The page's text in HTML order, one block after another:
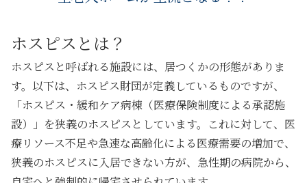
ホスピスとは？
ホスピスと呼ばれる施設には、居つくかの形態がありま
す。以下は、ホスピス財団が定義しているものですが、
「ホスピス・緩和ケア病棟（医療保険制度による承認施
設）」を狭義のホスピスとしています。これに対して、医
療リソース不足や急速な高齢化による医療需要の増加で、
狭義のホスピスに入居できない方が、急性期の病院から、